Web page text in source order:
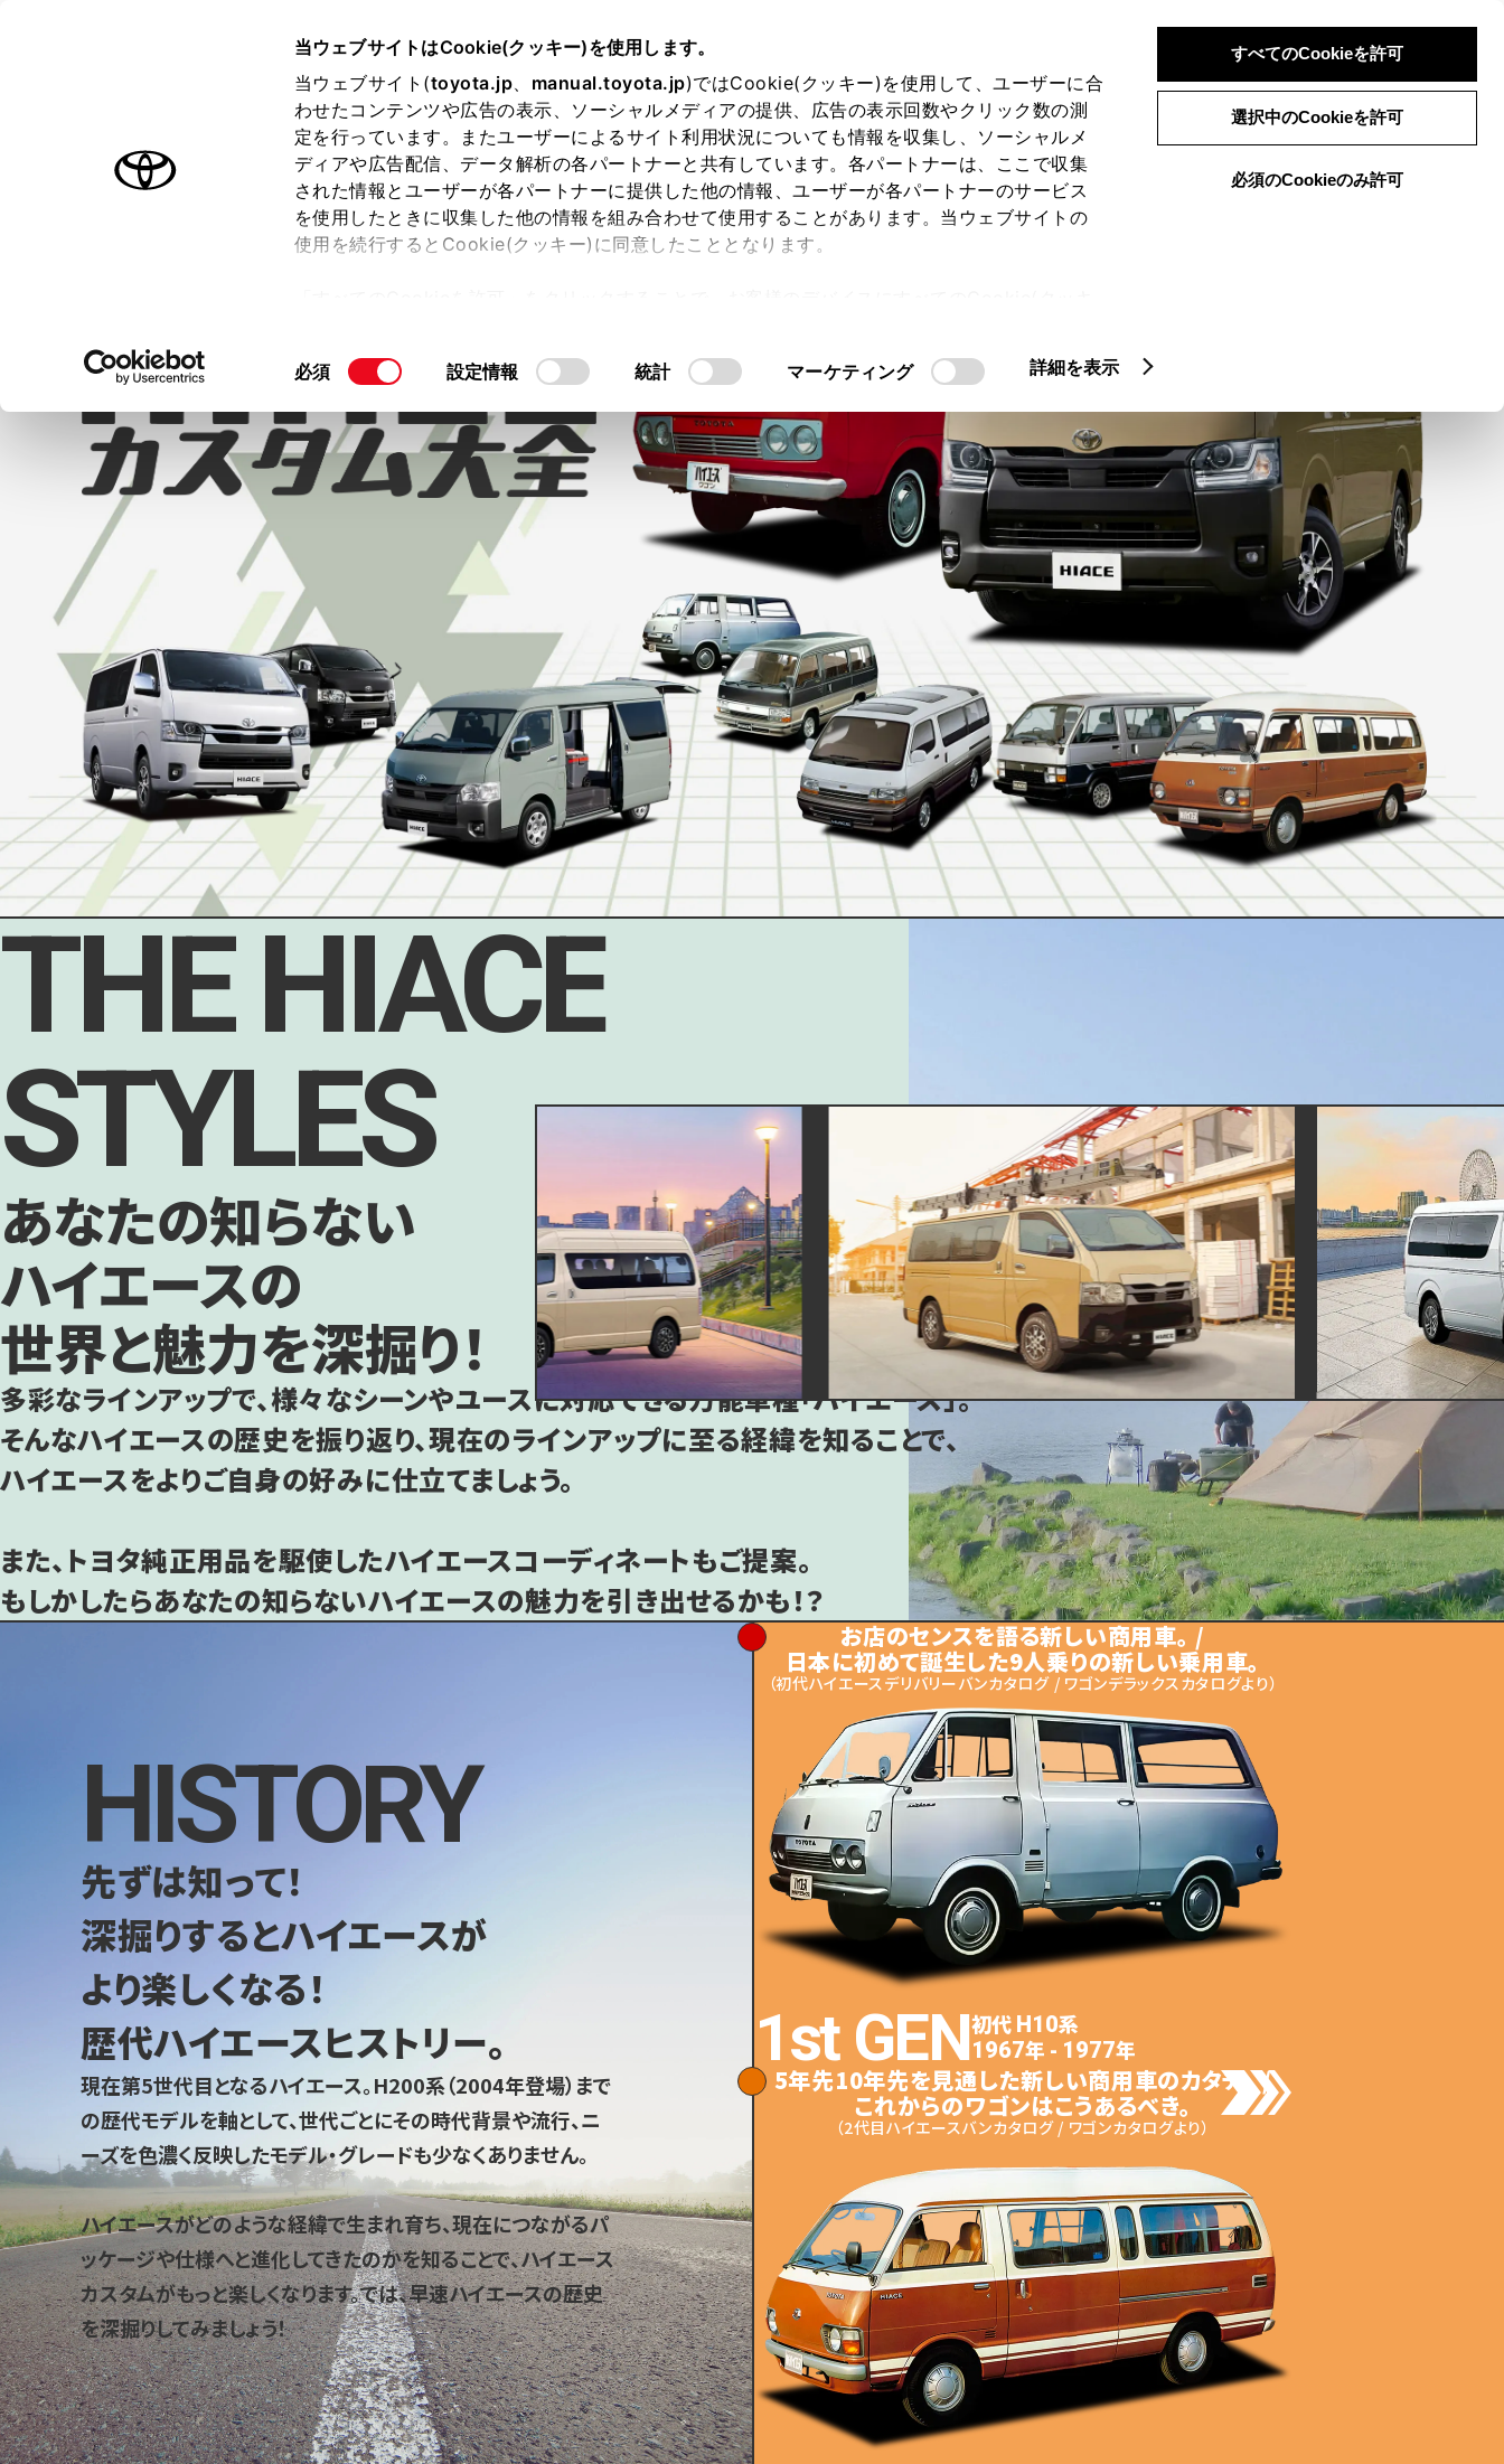
当ウェブサイトはCookie(クッキー)を使用します。
当ウェブサイト(toyota.jp、 manual.toyota.jp)ではCookie(クッキー)を使用して、ユーザーに合
わせたコンテンツや広告の表示、ソーシャルメディアの提供、広告の表示回数やクリック数の測
定を行っています。またユーザーによるサイト利用状況についても情報を収集し、ソーシャルメ
ディアや広告配信、データ解析の各パートナーと共有しています。各パートナーは、ここで収集
された情報とユーザーが各パートナーに提供した他の情報、ユーザーが各パートナーのサービス
を使用したときに収集した他の情報を組み合わせて使用することがあります。当ウェブサイトの
使用を続行するとCookie(クッキー)に同意したこととなります。
て」をご覧ください。
同
の
選
択
必須 設定情報 統計 マーケティング 詳細を表示
すべてのCookieを許可
選択中のCookieを許可
必須のCookieのみ許可
ログイン 検索 メニュー
オーナーサポート トピックス
ハイエース バン 価格・グレード ギャラリー オプション装備
HISTORY
あれも？これも！？歴代ハイエースヒストリー
THE HIACE
STYLES
あなたの知らない
ハイエースの
世界と魅力を深掘り！
多彩なラインアップで、様々なシーンやユースに対応できる万能車種「ハイエース」。
そんなハイエースの歴史を振り返り、現在のラインアップに至る経緯を知ることで、
ハイエースをよりご自身の好みに仕立てましょう。
また、トヨタ純正用品を駆使したハイエースコーディネートもご提案。
もしかしたらあなたの知らないハイエースの魅力を引き出せるかも！？
HISTORY
先ずは知って！
深掘りするとハイエースが
より楽しくなる！
歴代ハイエースヒストリー。
現在第5世代目となるハイエース。H200系（2004年登場）まで
の歴代モデルを軸として、世代ごとにその時代背景や流行、ニ
ーズを色濃く反映したモデル・グレードも少なくありません。
ハイエースがどのような経緯で生まれ育ち、現在につながるパ
ッケージや仕様へと進化してきたのかを知ることで、ハイエース
カスタムがもっと楽しくなります。では、早速ハイエースの歴史
を深掘りしてみましょう！
お店のセンスを語る新しい商用車。 /
日本に初めて誕生した9人乗りの新しい乗用車。
（初代ハイエースデリバリーバンカタログ / ワゴンデラックスカタログより）
1st GEN初代 H10系
1967年 - 1977年
5年先10年先を見通した新しい商用車のカタチ。 /
これからのワゴンはこうあるべき。
（2代目ハイエースバンカタログ / ワゴンカタログより）